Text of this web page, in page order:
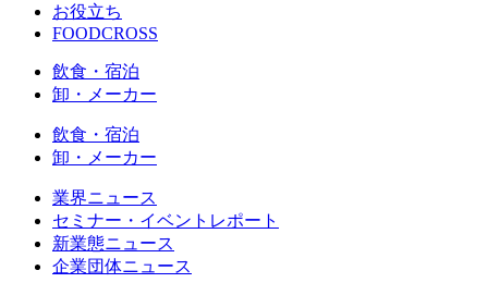
お役立ち
FOODCROSS
飲食・宿泊
卸・メーカー
飲食・宿泊
卸・メーカー
業界ニュース
セミナー・イベントレポート
新業態ニュース
企業団体ニュース